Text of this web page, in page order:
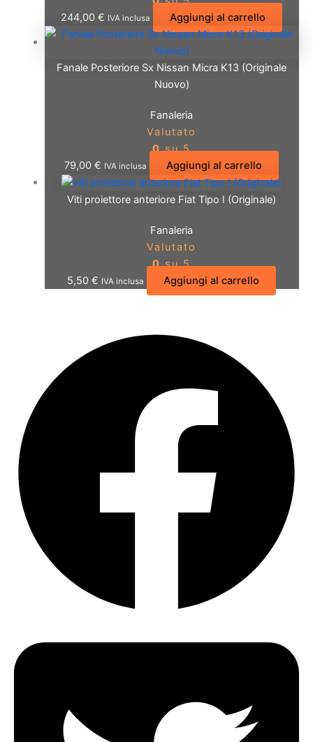
244,00€ IVA inclusa Aggiungi al carrello
Fanale Posteriore Sx Nissan Micra K13 (Originale
Nuovo)
Fanaleria
Valutato
0su 5
79,00€ IVA inclusa Aggiungi al carrello
Viti proiettore anteriore Fiat Tipo I (Originale)
Fanaleria
Valutato
0su 5
5,50€ IVA inclusa Aggiungi al carrello